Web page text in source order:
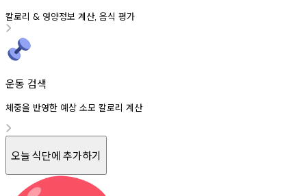
칼로리 & 영양정보 계산, 음식 평가
운동 검색
체중을 반영한 예상 소모 칼로리 계산
오늘 식단에 추가하기